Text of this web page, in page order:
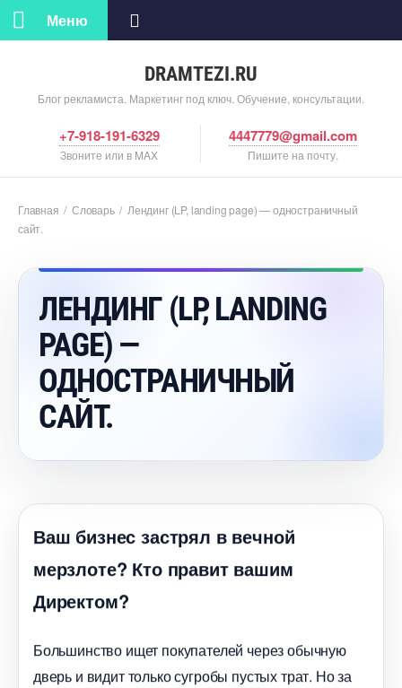
DRAMTEZI.RU
Блог рекламиста. Маркетинг под ключ. Обучение, консультации.
Меню
+7-918-191-6329
Звоните или в MAX
4447779@gmail.com
Пишите на почту.
Главная / Словарь/ Лендинг (LP, landing page) — одностраничный
сайт.
ЛЕНДИНГ (LP, LANDING
PAGE) —
ОДНОСТРАНИЧНЫЙ
САЙТ.
аш бизнес застрял в вечной
мерзлоте? Кто правит вашим
Директом?
Большинство ищет покупателей через обычную
дверь и видит только сугробы пустых трат. Но за